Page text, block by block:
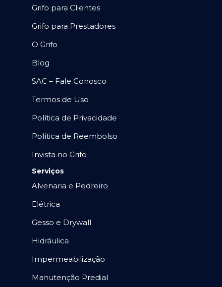
Grifo para Clientes
Grifo para Prestadores
O Grifo
Blog
SAC – Fale Conosco
Termos de Uso
Política de Privacidade
Política de Reembolso
Invista no Grifo
Serviços
Alvenaria e Pedreiro
Elétrica
Gesso e Drywall
Hidráulica
Impermeabilização
Manutenção Predial